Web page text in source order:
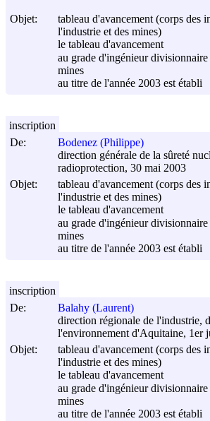
Objet:
tableau d'avancement (corps des
l'industrie et des mines)
le tableau d'avancement
au grade d'ingénieur
mines
au titre de l'année 2003 est établi
De:
Bodenez (Philippe)
direction générale de la sûreté
radioprotection, 30 mai 2003
Objet:
tableau d'avancement (corps des
l'industrie et des mines)
le tableau d'avancement
au grade d'ingénieur
mines
au titre de l'année 2003 est établi
inscription
De:
Balahy (Laurent)
direction régionale de l'industrie,
l'environnement d'Aquitaine, 1er
Objet:
tableau d'avancement (corps des
l'industrie et des mines)
le tableau d'avancement
au grade d'ingénieur
mines
au titre de l'année 2003 est établi
inscription